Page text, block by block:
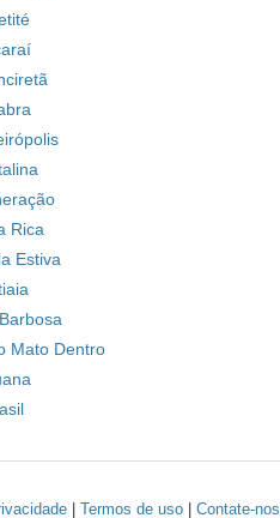
Rica
Estiva
Mato Dentro
| Termos de uso| Contate-nos